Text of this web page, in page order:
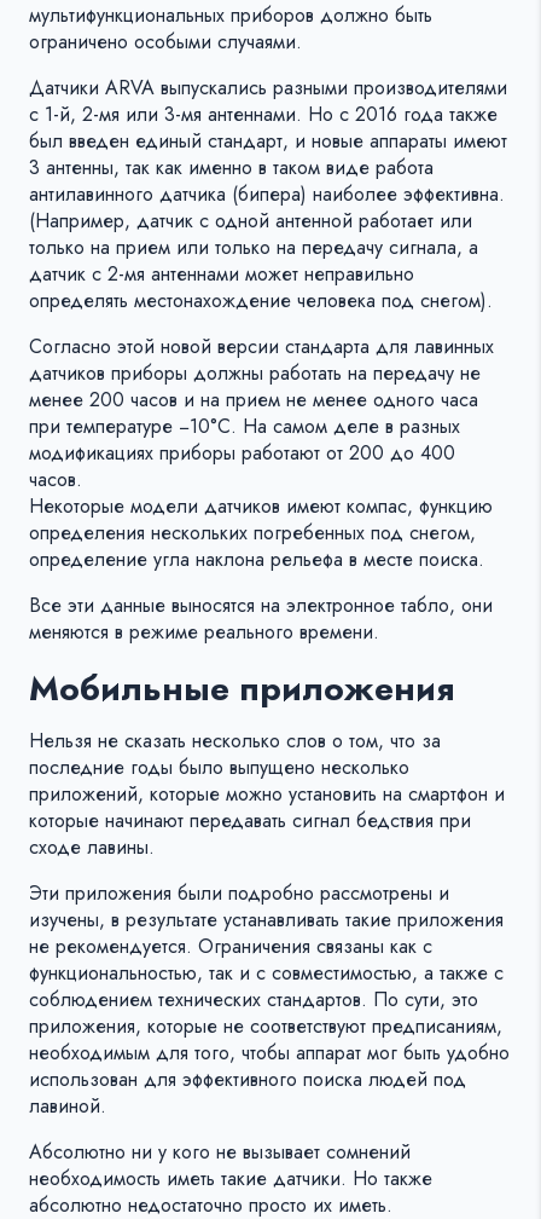
мультифункциональных приборов должно быть
ограничено особыми случаями.
Датчики ARVA выпускались разными производителями
с 1-й, 2-мя или 3-мя антеннами. Но с 2016 года также
был введен единый стандарт, и новые аппараты имеют
3 антенны, так как именно в таком виде работа
антилавинного датчика (бипера) наиболее эффективна.
(Например, датчик с одной антенной работает или
только на прием или только на передачу сигнала, а
датчик с 2-мя антеннами может неправильно
определять местонахождение человека под снегом).
Согласно этой новой версии стандарта для лавинных
датчиков приборы должны работать на передачу не
менее 200 часов и на прием не менее одного часа
при температуре −10°С. На самом деле в разных
модификациях приборы работают от 200 до 400
часов.
Некоторые модели датчиков имеют компас, функцию
определения нескольких погребенных под снегом,
определение угла наклона рельефа в месте поиска.
Все эти данные выносятся на электронное табло, они
меняются в режиме реального времени.
Мобильные приложения
Нельзя не сказать несколько слов о том, что за
последние годы было выпущено несколько
приложений, которые можно установить на смартфон и
которые начинают передавать сигнал бедствия при
сходе лавины.
Эти приложения были подробно рассмотрены и
изучены, в результате устанавливать такие приложения
не рекомендуется. Ограничения связаны как с
функциональностью, так и с совместимостью, а также с
соблюдением технических стандартов. По сути, это
приложения, которые не соответствуют предписаниям,
необходимым для того, чтобы аппарат мог быть удобно
использован для эффективного поиска людей под
лавиной.
Абсолютно ни у кого не вызывает сомнений
необходимость иметь такие датчики. Но также
абсолютно недостаточно просто их иметь.